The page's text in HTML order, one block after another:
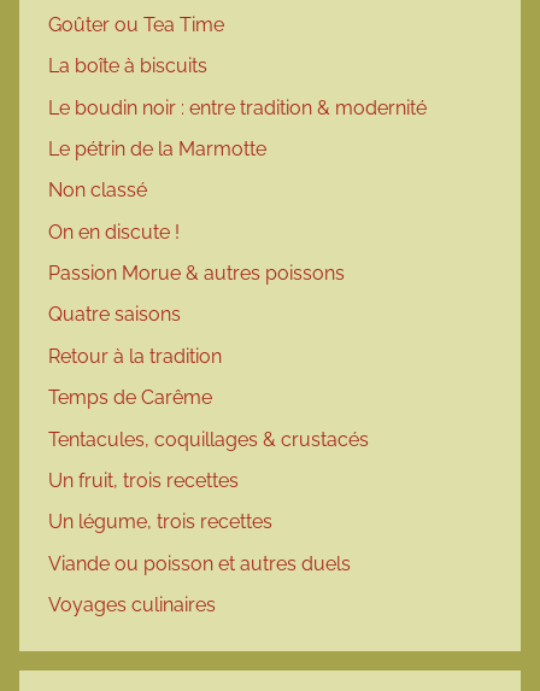
Goûter ou Tea Time
La boîte à biscuits
Le boudin noir : entre tradition & modernité
Le pétrin de la Marmotte
Non classé
On en discute !
Passion Morue & autres poissons
Quatre saisons
Retour à la tradition
Temps de Carême
Tentacules, coquillages & crustacés
Un fruit, trois recettes
Un légume, trois recettes
Viande ou poisson et autres duels
Voyages culinaires